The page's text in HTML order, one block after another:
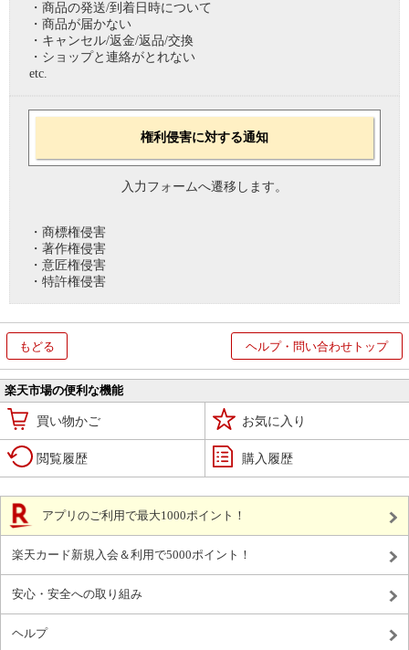
・商品の発送/到着日時について
・商品が届かない
・キャンセル/返金/返品/交換
・ショップと連絡がとれない
etc.
権利侵害に対する通知
入力フォームへ遷移します。
・商標権侵害
・著作権侵害
・意匠権侵害
・特許権侵害
もどる ヘルプ・問い合わせトップ
楽天市場の便利な機能
買い物かご お気に入り
閲覧履歴 購入履歴
アプリのご利用で最大1000ポイント！
楽天カード新規入会＆利用で5000ポイント！
安心・安全への取り組み
ヘルプ